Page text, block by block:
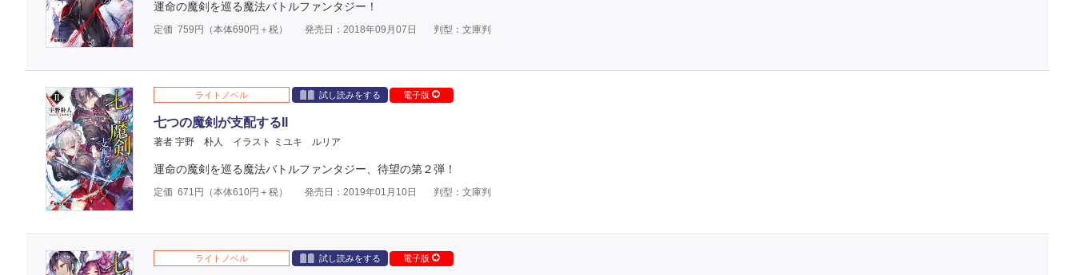
運命の魔剣を巡る魔法バトルファンタジー！
定価 759 円（本体690円＋税） 発売日：2018年09月07日 判型：文庫判
ライトノベル 試し読みをする 電子版
七つの魔剣が支配するII
著者 宇野 朴人 イラスト ミユキ ルリア
運命の魔剣を巡る魔法バトルファンタジー、待望の第２弾！
定価 671 円（本体610円＋税） 発売日：2019年01月10日 判型：文庫判
ライトノベル 試し読みをする 電子版